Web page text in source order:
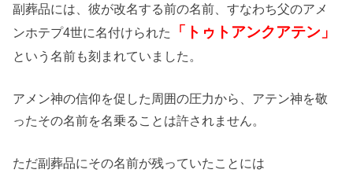
副葬品には、彼が改名する前の名前、すなわち父のアメ
ンホテプ4世に名付けられた
「トゥトアンクアテン」
という名前も刻まれていました。
アメン神の信仰を促した周囲の圧力から、アテン神を敬
ったその名前を名乗ることは許されません。
ただ副葬品にその名前が残っていたことには